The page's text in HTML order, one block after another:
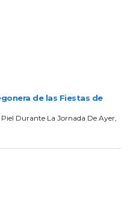
de las Fiestas de
Durante La Jornada De Ayer,